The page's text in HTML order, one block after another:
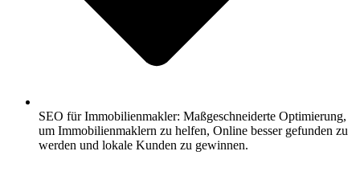
SEO für Immobilienmakler: Maßgeschneiderte Optimierung,
um Immobilienmaklern zu helfen, Online besser gefunden zu
werden und lokale Kunden zu gewinnen.